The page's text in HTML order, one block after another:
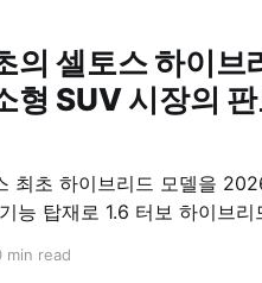
의 셀토스 하이브
형 SUV 시장의
최초 하이브리드 모델을
능 탑재로 1.6 터보 하이브리
프리미엄 사양을 대거 적용했다.
min read